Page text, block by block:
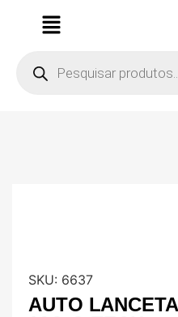
SKU: 6637
AUTO